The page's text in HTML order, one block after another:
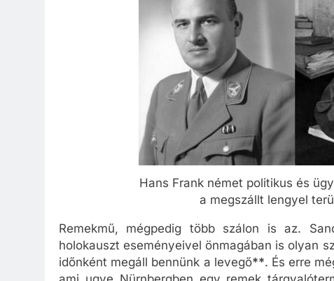
Hans Frank német politikus és
a megszállt lengyel
Remekmű, mégpedig több szálon is az.
holokauszt eseményeivel önmagában is olyan
időnként megáll bennünk a levegő**. És erre